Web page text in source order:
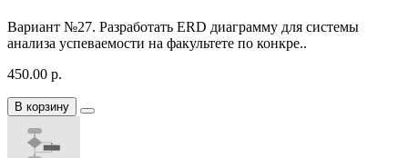
Вариант №27. Разработать ERD диаграмму для системы
анализа успеваемости на факультете по конкре..
450.00 р.
В корзину